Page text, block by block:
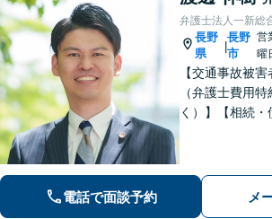
弁護士法人一新総
長野
県
|
長野
市
営
曜
【交通事故被
（弁護士費用
く）】【相続・
けます。お気
い。
電話で面談予約 メ